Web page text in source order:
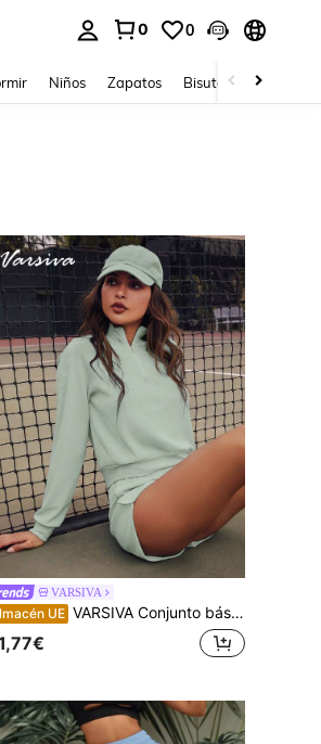
0 0
Niños Zapatos Bisutería Y
VARSIVA
UE VARSIVA Conjunto básico de tenis deportivo para exteriores con sudadera y pantalón corto